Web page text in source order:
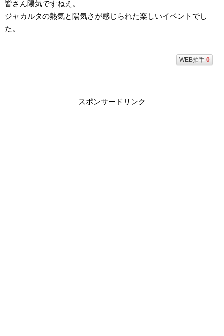
皆さん陽気ですねえ。
ジャカルタの熱気と陽気さが感じられた楽しいイベントでし
た。
WEB拍手 0
スポンサードリンク